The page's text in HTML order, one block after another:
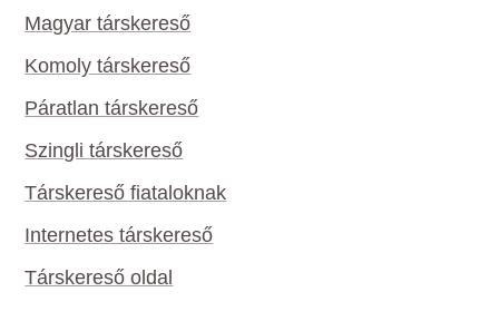
Magyar társkereső
Komoly társkereső
Páratlan társkereső
Szingli társkereső
Társkereső fiataloknak
Internetes társkereső
Társkereső oldal